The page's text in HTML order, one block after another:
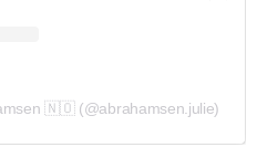
🇳🇴 (@abrahamsen.julie)